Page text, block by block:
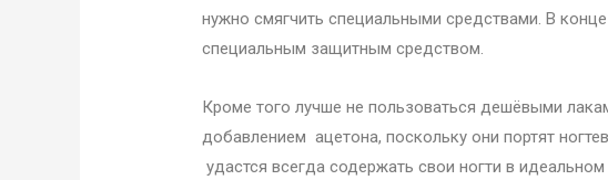
нужно смягчить специальными средствами. В
специальным защитным средством.
Кроме того лучше не пользоваться дешёвыми
добавлением ацетона, поскольку они портят
удастся всегда содержать свои ногти в идеальном